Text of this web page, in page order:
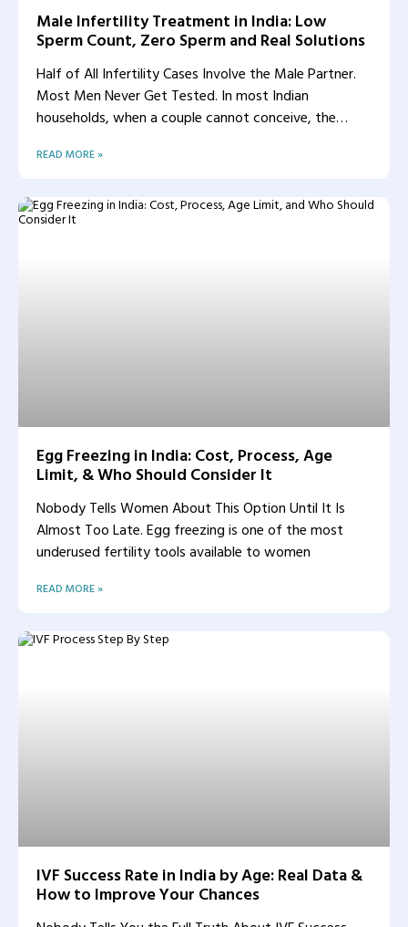
Male Infertility Treatment in India: Low
Sperm Count, Zero Sperm and Real Solutions
Half of All Infertility Cases Involve the Male Partner.
Most Men Never Get Tested. In most Indian
households, when a couple cannot conceive, the
READ MORE »
Egg Freezing in India: Cost, Process, Age
Limit, & Who Should Consider It
Nobody Tells Women About This Option Until It Is
Almost Too Late. Egg freezing is one of the most
underused fertility tools available to women
READ MORE »
IVF Success Rate in India by Age: Real Data &
How to Improve Your Chances